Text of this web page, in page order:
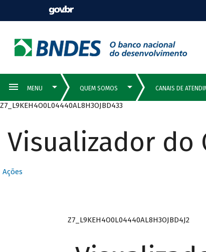
Z7_L9KEH4O0L04440AL8H3OJBD433
Visualizador do
Ações
Z7_L9KEH4O0L04440AL8H3OJBD4J2